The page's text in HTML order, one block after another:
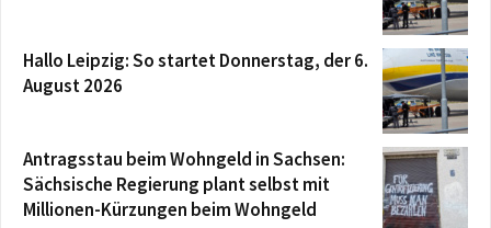
Hallo Leipzig: So startet Donnerstag, der 6.
August 2026
Antragsstau beim Wohngeld in Sachsen:
Sächsische Regierung plant selbst mit
Millionen-Kürzungen beim Wohngeld